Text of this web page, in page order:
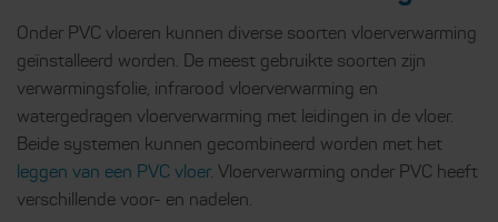
Onder PVC vloeren kunnen diverse soorten vloerverwarming
geïnstalleerd worden. De meest gebruikte soorten zijn
verwarmingsfolie, infrarood vloerverwarming en
watergedragen vloerverwarming met leidingen in de vloer.
Beide systemen kunnen gecombineerd worden met het
leggen van een PVC vloer. Vloerverwarming onder PVC heeft
verschillende voor- en nadelen.